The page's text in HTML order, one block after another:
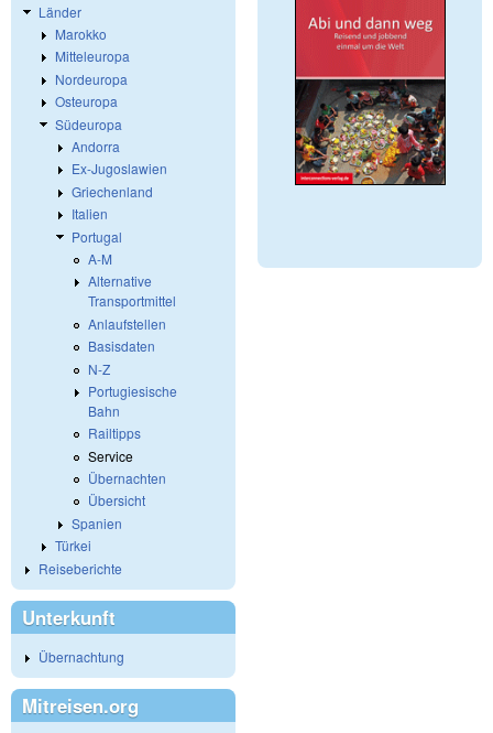
Länder
Marokko
Mitteleuropa
Nordeuropa
Osteuropa
Südeuropa
Andorra
Ex-Jugoslawien
Griechenland
Italien
Portugal
A-M
Alternative
Transportmittel
Anlaufstellen
Basisdaten
N-Z
Portugiesische
Bahn
Railtipps
Service
Übernachten
Übersicht
Spanien
Türkei
Reiseberichte
Unterkunft
Übernachtung
Mitreisen.org